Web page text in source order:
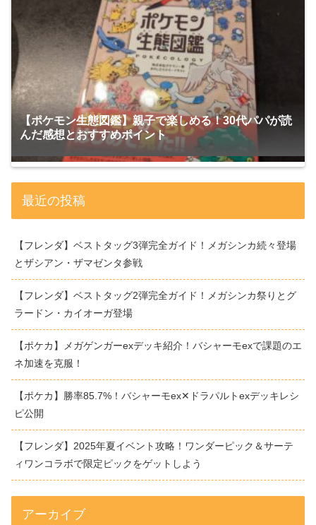
【ポケモン生態図鑑】親子で楽しめる！30代パパが読
んだ感想とおすすめポイント
最近の投稿
【フレンダ】ベストタッグ3弾完全ガイド！メガシンカ続々登場
とザシアン・ザマゼンタ参戦
【フレンダ】ベストタッグ2弾完全ガイド！メガシンカ祭りとグ
ラードン・カイオーガ登場
【ポケカ】メガゲンガーexデッキ紹介！バシャーモexで課題のエ
ネ加速を克服！
【ポケカ】勝率85.7%！バシャーモex✕ドラパルトexデッキレシ
ピ公開
【フレンダ】2025年夏イベント攻略！ワンダーピック＆サーテ
ィワンコラボで限定ピックをゲットしよう
アーカイブ